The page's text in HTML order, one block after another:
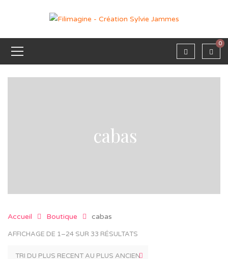
0
cabas
Accueil Boutique cabas
AFFICHAGE DE 1–24 SUR 33 RÉSULTATS